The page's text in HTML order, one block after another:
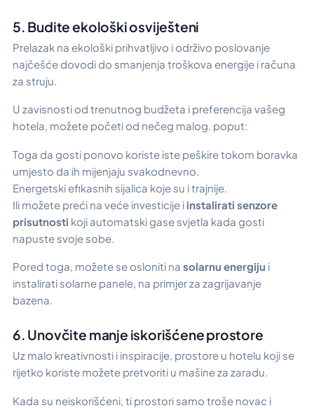
5. Budite ekološki osviješteni
Prelazak na ekološki prihvatljivo i održivo poslovanje
najčešće dovodi do smanjenja troškova energije i računa
za struju.
U zavisnosti od trenutnog budžeta i preferencija vašeg
hotela, možete početi od nečeg malog, poput:
Toga da gosti ponovo koriste iste peškire tokom boravka
umjesto da ih mijenjaju svakodnevno.
Energetski efikasnih sijalica koje su i trajnije.
Ili možete preći na veće investicije i instalirati senzore
prisutnosti koji automatski gase svjetla kada gosti
napuste svoje sobe.
Pored toga, možete se osloniti na solarnu energiju i
instalirati solarne panele, na primjer za zagrijavanje
bazena.
6. Unovčite manje iskorišćene prostore
Uz malo kreativnosti i inspiracije, prostore u hotelu koji se
rijetko koriste možete pretvoriti u mašine za zaradu.
Kada su neiskorišćeni, ti prostori samo troše novac i